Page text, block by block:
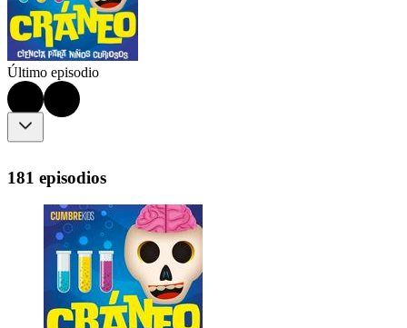
Último episodio
181 episodios